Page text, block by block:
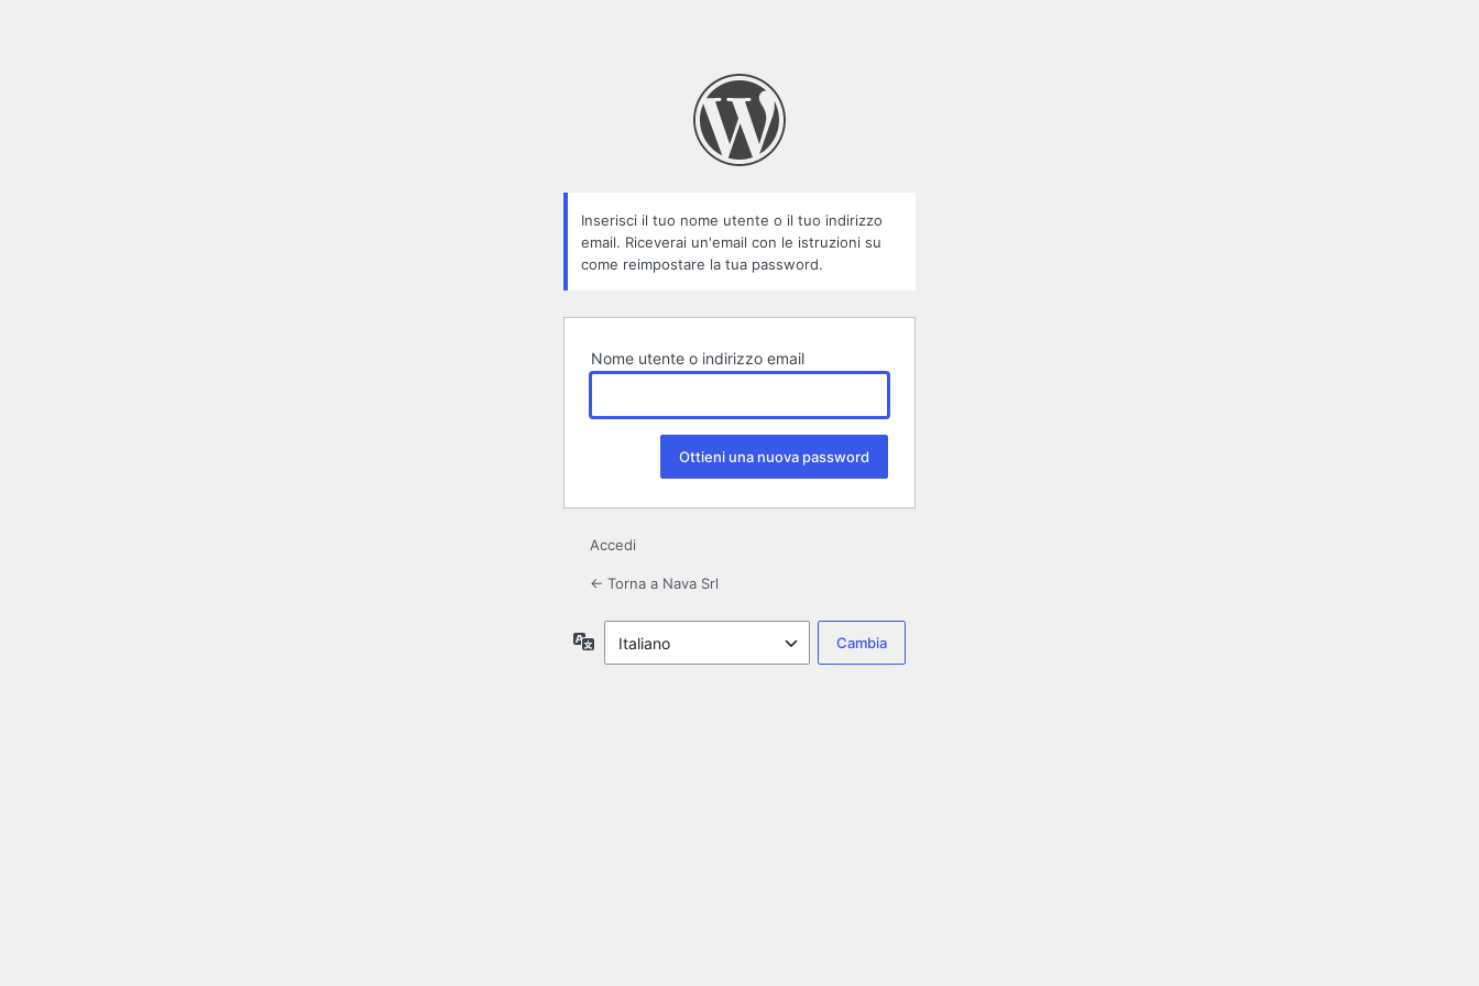
Inserisci il tuo nome utente o il tuo indirizzo
email. Riceverai un'email con le istruzioni su
come reimpostare la tua password.
Nome utente o indirizzo email
Accedi
← Torna a Nava Srl
Lingua